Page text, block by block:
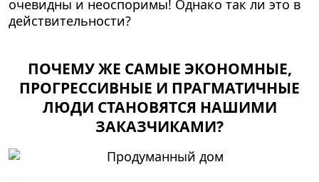
очевидны и неоспоримы! Однако так ли это в
действительности?
ПОЧЕМУ ЖЕ САМЫЕ ЭКОНОМНЫЕ,
ПРОГРЕССИВНЫЕ И ПРАГМАТИЧНЫЕ
ЛЮДИ СТАНОВЯТСЯ НАШИМИ
ЗАКАЗЧИКАМИ?